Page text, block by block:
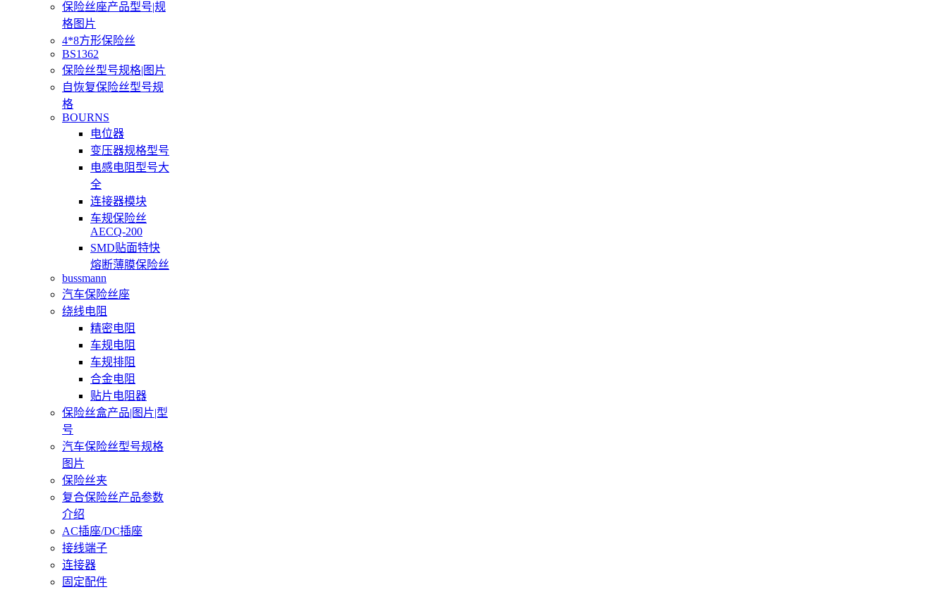
保险丝座产品型号|规
格图片
4*8方形保险丝
BS1362
保险丝型号规格|图片
自恢复保险丝型号规
格
BOURNS
电位器
变压器规格型号
电感电阻型号大
全
连接器模块
车规保险丝
AECQ-200
SMD贴面特快
熔断薄膜保险丝
bussmann
汽车保险丝座
绕线电阻
精密电阻
车规电阻
车规排阻
合金电阻
贴片电阻器
保险丝盒产品|图片|型
号
汽车保险丝型号规格
图片
保险丝夹
复合保险丝产品参数
介绍
AC插座/DC插座
接线端子
连接器
固定配件